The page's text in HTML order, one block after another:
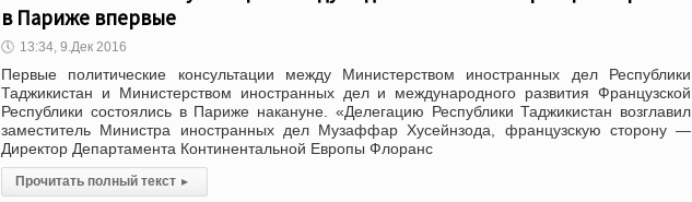
в Париже впервые
🕔 13:34, 9.Дек 2016
Первые политические консультации между Министерством иностранных дел Республики
Таджикистан и Министерством иностранных дел и международного развития Французской
Республики состоялись в Париже накануне. «Делегацию Республики Таджикистан возглавил
заместитель Министра иностранных дел Музаффар Хусейнзода, французскую сторону —
Директор Департамента Континентальной Европы Флоранс
Прочитать полный текст ▸